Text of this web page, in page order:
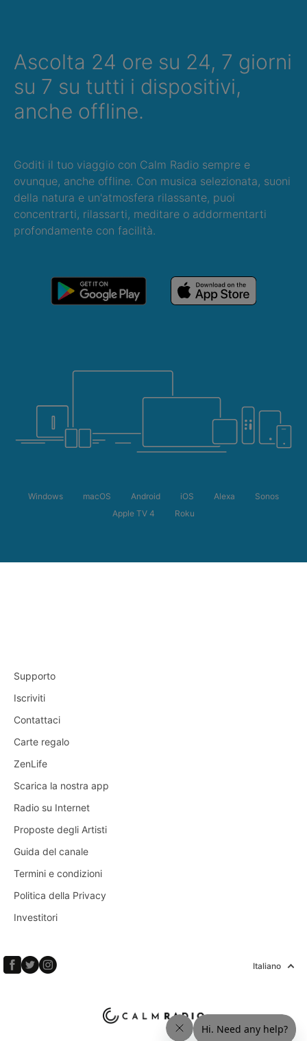
Ascolta 24 ore su 24, 7 giorni
su 7 su tutti i dispositivi,
anche offline.
Goditi il tuo viaggio con Calm Radio sempre e
ovunque, anche offline. Con musica selezionata, suoni
della natura e un'atmosfera rilassante, puoi
concentrarti, rilassarti, meditare o addormentarti
profondamente con facilità.
Windows macOS Android iOS Alexa
Sonos
Apple TV 4
Roku
Supporto
Iscriviti
Contattaci
Carte regalo
ZenLife
Scarica la nostra app
Radio su Internet
Proposte degli Artisti
Guida del canale
Termini e condizioni
Politica della Privacy
Investitori
Italiano